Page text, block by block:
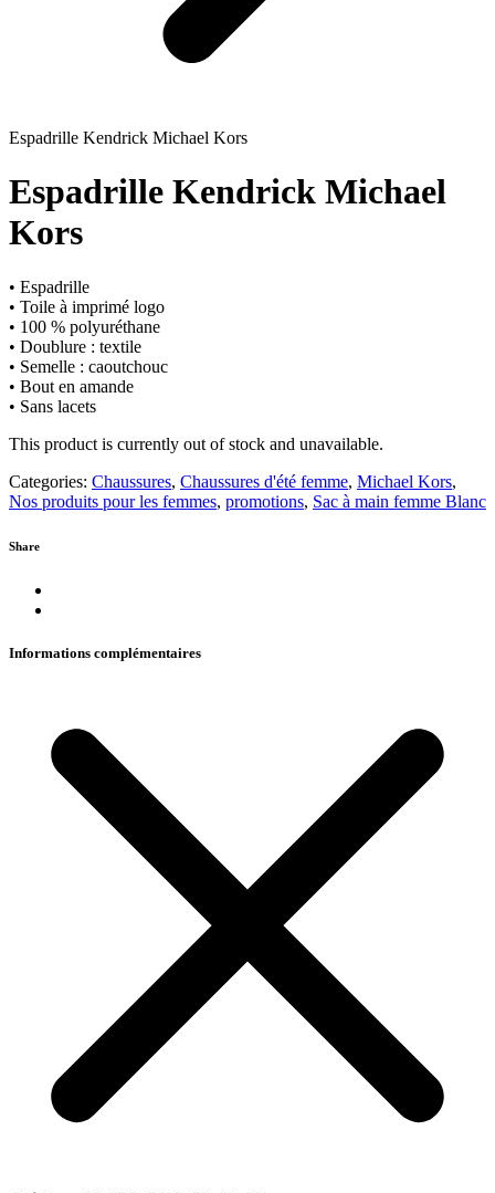
Espadrille Kendrick Michael Kors
Espadrille Kendrick Michael
Kors
• Espadrille
• Toile à imprimé logo
• 100 % polyuréthane
• Doublure : textile
• Semelle : caoutchouc
• Bout en amande
• Sans lacets
This product is currently out of stock and unavailable.
Categories: Chaussures, Chaussures d'été femme, Michael Kors,
Nos produits pour les femmes, promotions, Sac à main femme Blanc
Share
Informations complémentaires